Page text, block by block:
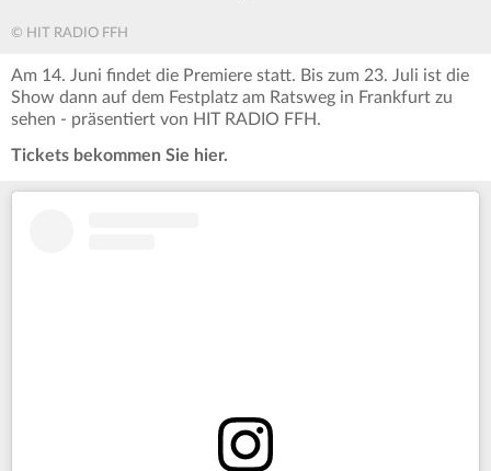
© HIT RADIO FFH
Am 14. Juni findet die Premiere statt. Bis zum 23. Juli ist die
Show dann auf dem Festplatz am Ratsweg in Frankfurt zu
sehen - präsentiert von HIT RADIO FFH.
Tickets bekommen Sie hier.